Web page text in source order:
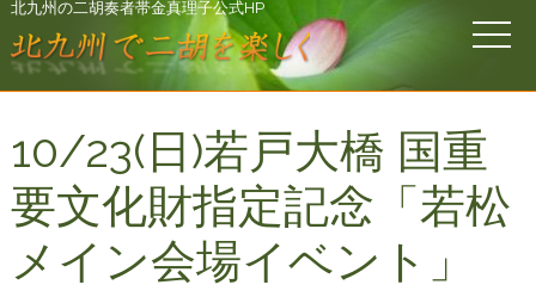
北九州の二胡奏者帯金真理子公式HP
10/23(日)若戸大橋 国重
要文化財指定記念「若松
メイン会場イベント」